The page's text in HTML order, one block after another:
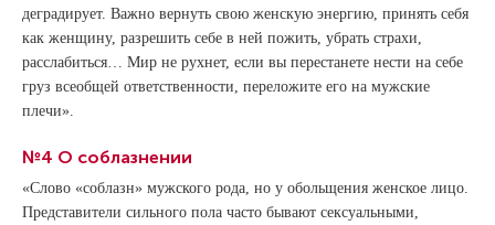
деградирует. Важно вернуть свою женскую энергию, принять себя
как женщину, разрешить себе в ней пожить, убрать страхи,
расслабиться… Мир не рухнет, если вы перестанете нести на себе
груз всеобщей ответственности, переложите его на мужские
плечи».
№4 О соблазнении
«Слово «соблазн» мужского рода, но у обольщения женское лицо.
Представители сильного пола часто бывают сексуальными,